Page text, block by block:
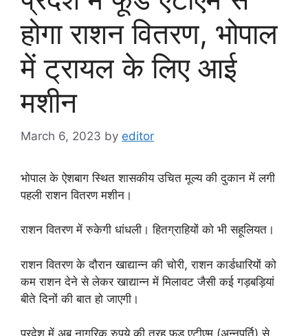
होगा राशन वितरण, भोपाल
में ट्रायल के लिए आई
मशीन
March 6, 2023 by editor
भोपाल के ऐशबाग स्थित शासकीय उचित मूल्य की दुकान में लगी
पहली राशन वितरण मशीन।
राशन वितरण में रुकेगी धांधली। हितग्राहियों को भी सहूलियत।
राशन वितरण के दौरान खाद्यान्न की चोरी, राशन कार्डधारियों को
कम राशन देने से लेकर खाद्यान्न में मिलावट जैसी कई गड़बड़ियां
बीते दिनों की बात हो जाएगी।